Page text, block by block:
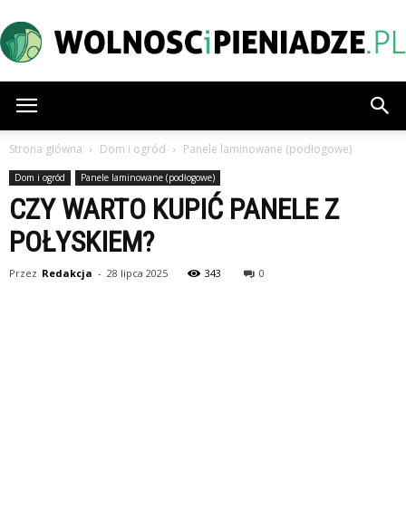
Strona główna Dom i ogród Panele laminowane (podłogowe)
Dom i ogród Panele laminowane (podłogowe)
CZY WARTO KUPIĆ PANELE Z
POŁYSKIEM?
Przez Redakcja - 28 lipca 2025 343 0